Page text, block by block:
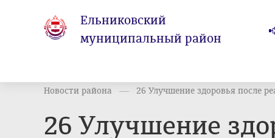
Ельниковский
муниципальный район
Новости района 26 Улучшение здоровья после
26 Улучшение